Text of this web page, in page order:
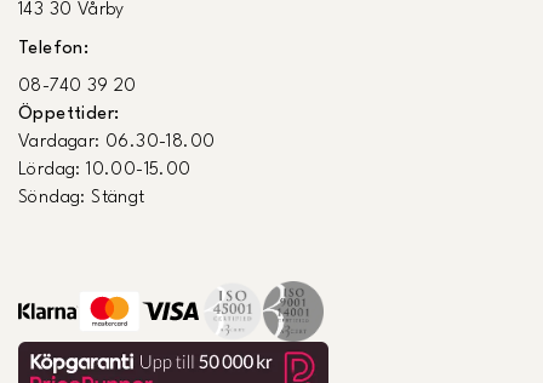
143 30 Vårby
Telefon:
08-740 39 20
Öppettider:
Vardagar: 06.30-18.00
Lördag: 10.00-15.00
Söndag: Stängt